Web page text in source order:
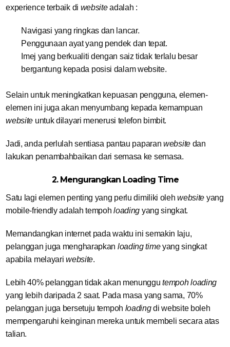
experience terbaik di websiteadalah :
Navigasi yang ringkas dan lancar.
Penggunaan ayat yang pendek dan tepat.
Imej yang berkualiti dengan saiz tidak terlalu besar
bergantung kepada posisi dalam website.
Selain untuk meningkatkan kepuasan pengguna, elemen-
elemen ini juga akan menyumbang kepada kemampuan
website untuk dilayari menerusi telefon bimbit.
Jadi, anda perlulah sentiasa pantau paparanwebsitedan
lakukan penambahbaikan dari semasa ke semasa.
2. Mengurangkan Loading Time
Satu lagi elemen penting yang perlu dimiliki olehwebsite yang
mobile-friendly adalah tempohloading yang singkat.
Memandangkan internet pada waktu ini semakin laju,
pelanggan juga mengharapkan loading timeyang singkat
apabila melayariwebsite.
Lebih 40% pelanggan tidak akan menunggu tempoh loading
yang lebih daripada 2 saat. Pada masa yang sama, 70%
pelanggan juga bersetuju tempoh loadingdi website boleh
mempengaruhi keinginan mereka untuk membeli secara atas
talian.